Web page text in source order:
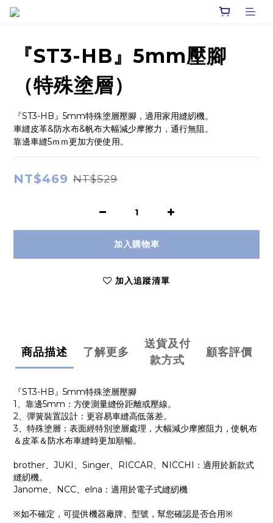
『ST3-HB』5mm壓腳
（特殊塗層）
『ST3-HB』5mm特殊塗層壓腳，適用家用縫紉機。
車縫皮革&防水布&帆布大幅減少摩擦力，通行無阻。
靠邊車縫5ｍｍ更加方便使用。
NT$469 NT$529
加入購物車
加入追蹤清單
商品描述 了解更多
送貨及付
款方式
顧客評價
『ST3-HB』5mm特殊塗層壓腳
1、靠邊5mm：方便測量縫份距離或壓線。
2、彈簧裝置設計：更容易車縫高低落差。
3、特殊塗層：表面經特別塗層處理，大幅減少摩擦阻力，使帆布
＆皮革＆防水布車縫時更加順暢。
brother、JUKI、Singer、RICCAR、NICCHI：適用於新款式
縫紉機。
Janome、NCC、elna：適用於電子式縫紉機
※如不確定，可提供機器廠牌、型號，幫您確認是否合用※